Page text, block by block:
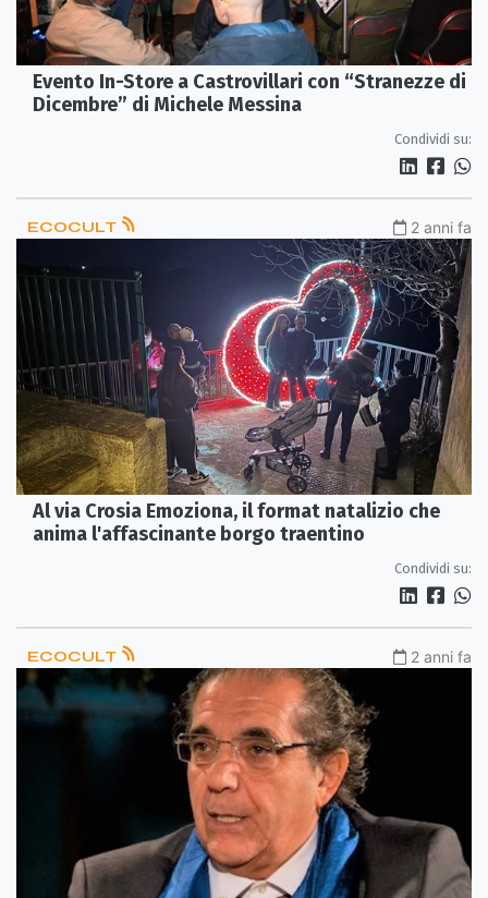
Evento In-Store a Castrovillari con “Stranezze di
Dicembre” di Michele Messina
Condividi su:
ECOCULT 2 anni fa
Al via Crosia Emoziona, il format natalizio che
anima l'affascinante borgo traentino
Condividi su:
ECOCULT 2 anni fa